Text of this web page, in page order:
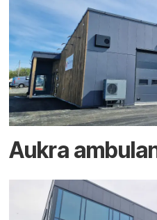
Aukra